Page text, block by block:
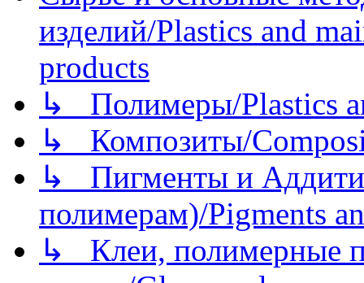
изделий/Plastics and
products
↳ Полимеры/Plastics
↳ Композиты/
↳ Пигменты и
полимерам)/Pigments
↳ Клеи, полимерные